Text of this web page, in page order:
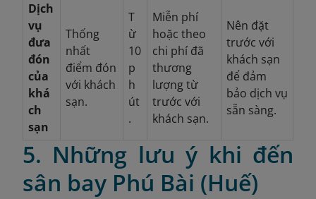
Dịch
vụ
đưa
đón
của
khá
ch
sạn
Thống
nhất
điểm đón
với khách
sạn.
T
ừ
10
p
h
út
.
Miễn phí
hoặc theo
chi phí đã
thương
lượng từ
trước với
khách sạn.
Nên đặt
trước với
khách sạn
để đảm
bảo dịch vụ
sẵn sàng.
5. Những lưu ý khi đến
sân bay Phú Bài (Huế)